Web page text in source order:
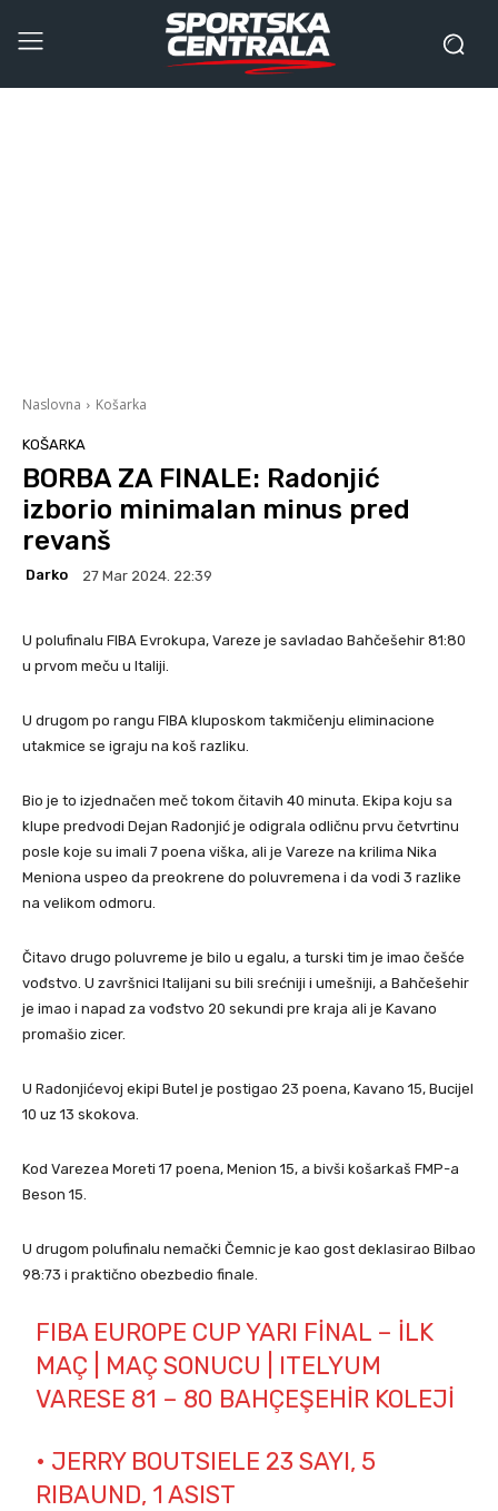
Naslovna Košarka
KOŠARKA
BORBA ZA FINALE: Radonjić
izborio minimalan minus pred
revanš
Darko 27 Mar 2024. 22:39
U polufinalu FIBA Evrokupa, Vareze je savladao Bahčešehir 81:80
u prvom meču u Italiji.
U drugom po rangu FIBA kluposkom takmičenju eliminacione
utakmice se igraju na koš razliku.
Bio je to izjednačen meč tokom čitavih 40 minuta. Ekipa koju sa
klupe predvodi Dejan Radonjić je odigrala odličnu prvu četvrtinu
posle koje su imali 7 poena viška, ali je Vareze na krilima Nika
Meniona uspeo da preokrene do poluvremena i da vodi 3 razlike
na velikom odmoru.
Čitavo drugo poluvreme je bilo u egalu, a turski tim je imao češće
vođstvo. U završnici Italijani su bili srećniji i umešniji, a Bahčešehir
je imao i napad za vođstvo 20 sekundi pre kraja ali je Kavano
promašio zicer.
U Radonjićevoj ekipi Butel je postigao 23 poena, Kavano 15, Bucijel
10 uz 13 skokova.
Kod Varezea Moreti 17 poena, Menion 15, a bivši košarkaš FMP-a
Beson 15.
U drugom polufinalu nemački Čemnic je kao gost deklasirao Bilbao
98:73 i praktično obezbedio finale.
FIBA EUROPE CUP YARI FINAL – İLK
MAÇ | MAÇ SONUCU | ITELYUM
VARESE 81 – 80 BAHÇEŞEHIR KOLEJI
• JERRY BOUTSIELE 23 SAYI, 5
RIBAUND, 1 ASIST